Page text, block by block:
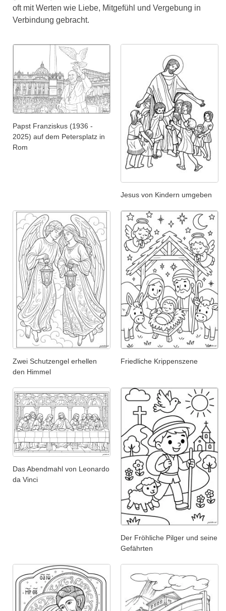
oft mit Werten wie Liebe, Mitgefühl und Vergebung in
Verbindung gebracht.
Papst Franziskus (1936 -
2025) auf dem Petersplatz in
Rom
Jesus von Kindern umgeben
Zwei Schutzengel erhellen
den Himmel
Friedliche Krippenszene
Das Abendmahl von Leonardo
da Vinci
Der Fröhliche Pilger und seine
Gefährten